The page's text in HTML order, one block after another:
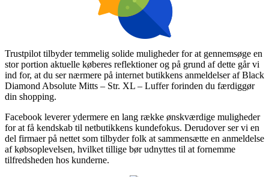
Trustpilot tilbyder temmelig solide muligheder for at gennemsøge en
stor portion aktuelle køberes reflektioner og på grund af dette går vi
ind for, at du ser nærmere på internet butikkens anmeldelser af Black
Diamond Absolute Mitts – Str. XL – Luffer forinden du færdiggør
din shopping.
Facebook leverer ydermere en lang række ønskværdige muligheder
for at få kendskab til netbutikkens kundefokus. Derudover ser vi en
del firmaer på nettet som tilbyder folk at sammensætte en anmeldelse
af købsoplevelsen, hvilket tillige bør udnyttes til at fornemme
tilfredsheden hos kunderne.